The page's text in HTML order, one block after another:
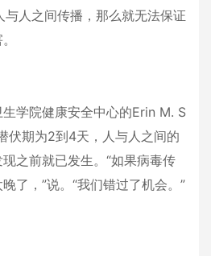
与人之间传播，那么就无法保证
学院健康安全中心的Erin M. S
伏期为2到4天，人与人之间的
之前就已发生。“如果病毒传
了，”说。“我们错过了机会。”